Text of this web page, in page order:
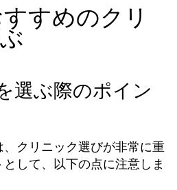
すめのクリ
選ぶ際のポイン
クリニック選びが非常に重
して、以下の点に注意しま